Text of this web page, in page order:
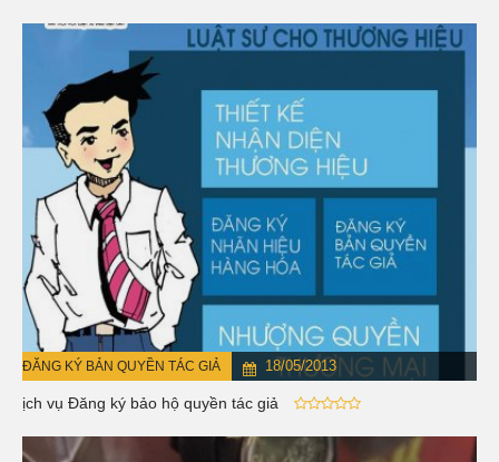
ĐĂNG KÝ BẢN QUYỀN TÁC GIẢ 18/05/2013
Dịch vụ Đăng ký bảo hộ quyền tác giả